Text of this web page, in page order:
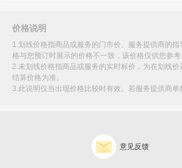
价格说明
1.划线价格指商品或服务的门市价、服务提供商的
格与您预订时展示的价格不一致，该价格仅供您参考
2.未划线价格指商品或服务的实时标价，为在划线
结算价格为准。
3.此说明仅当出现价格比较时有效。若服务提供商
意见反馈